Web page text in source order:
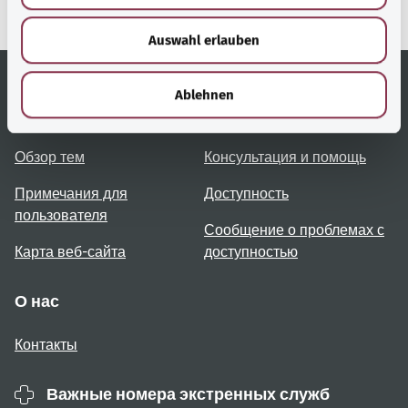
Auswahl erlauben
Ablehnen
Полезные ссылки
Обзор тем
Примечания для
пользователя
Карта веб-сайта
Услуги
Консультация и помощь
Доступность
Сообщение о проблемах с
доступностью
О нас
Контакты
Важные номера экстренных служб